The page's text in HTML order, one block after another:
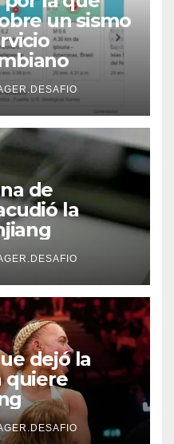
un sismo
de
la
dejó la
quiere